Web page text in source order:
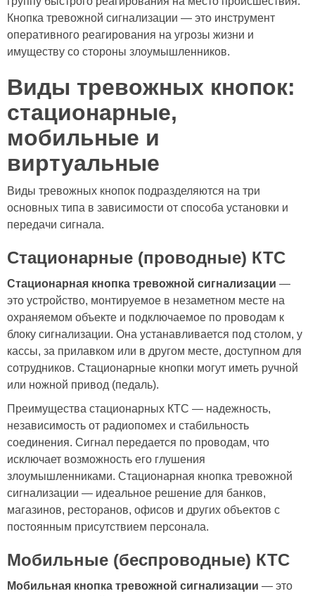
Кнопка тревожной сигнализации — это инструмент
оперативного реагирования на угрозы жизни и
имуществу со стороны злоумышленников.
Виды тревожных кнопок:
стационарные,
мобильные и
виртуальные
Виды тревожных кнопок подразделяются на три
основных типа в зависимости от способа установки и
передачи сигнала.
Стационарные (проводные) КТС
Стационарная кнопка тревожной сигнализации —
это устройство, монтируемое в незаметном месте на
охраняемом объекте и подключаемое по проводам к
блоку сигнализации. Она устанавливается под столом, у
кассы, за прилавком или в другом месте, доступном для
сотрудников. Стационарные кнопки могут иметь ручной
или ножной привод (педаль).
Преимущества стационарных КТС — надежность,
независимость от радиопомех и стабильность
соединения. Сигнал передается по проводам, что
исключает возможность его глушения
злоумышленниками. Стационарная кнопка тревожной
сигнализации — идеальное решение для банков,
магазинов, ресторанов, офисов и других объектов с
постоянным присутствием персонала.
Мобильные (беспроводные) КТС
Мобильная кнопка тревожной сигнализации — это